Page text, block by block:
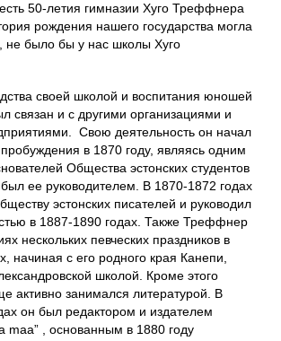
50-летия гимназии Хуго Треффнера
рождения нашего государства могла
не было бы у нас школы Хуго
своей школой и воспитания юношей
связан и с другими организациями и
Свою деятельность он начал
в 1870 году, являясь одним
Общества эстонских студентов
ее руководителем. В 1870-1872 годах
эстонских писателей и руководил
в 1887-1890 годах. Также Треффнер
нескольких певческих праздников в
начиная с его родного края Канепи,
школой. Кроме этого
активно занимался литературой. В
он был редактором и издателем
maa” , основанным в 1880 году